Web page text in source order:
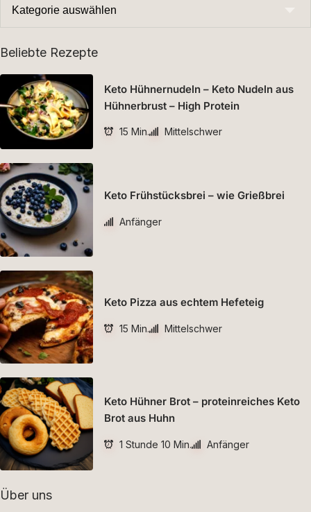
Beliebte Rezepte
Keto Hühnernudeln – Keto Nudeln aus
Hühnerbrust – High Protein
15 Min. Mittelschwer
Keto Frühstücksbrei – wie Grießbrei
Anfänger
Keto Pizza aus echtem Hefeteig
15 Min. Mittelschwer
Keto Hühner Brot – proteinreiches Keto
Brot aus Huhn
1 Stunde 10 Min. Anfänger
Über uns